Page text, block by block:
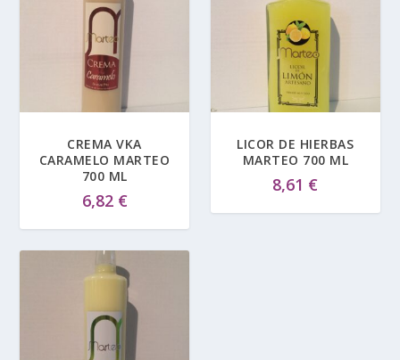
CREMA VKA
CARAMELO MARTEO
700 ML
6,82 €
LICOR DE HIERBAS
MARTEO 700 ML
8,61 €